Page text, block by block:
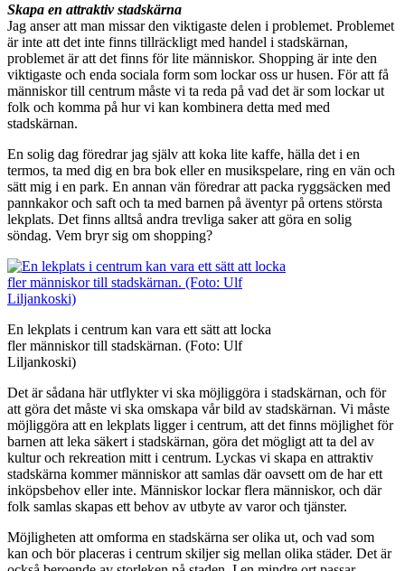
Skapa en attraktiv stadskärna
Jag anser att man missar den viktigaste delen i problemet. Problemet
är inte att det inte finns tillräckligt med handel i stadskärnan,
problemet är att det finns för lite människor. Shopping är inte den
viktigaste och enda sociala form som lockar oss ur husen. För att få
människor till centrum måste vi ta reda på vad det är som lockar ut
folk och komma på hur vi kan kombinera detta med med
stadskärnan.
En solig dag föredrar jag själv att koka lite kaffe, hälla det i en
termos, ta med dig en bra bok eller en musikspelare, ring en vän och
sätt mig i en park. En annan vän föredrar att packa ryggsäcken med
pannkakor och saft och ta med barnen på äventyr på ortens största
lekplats. Det finns alltså andra trevliga saker att göra en solig
söndag. Vem bryr sig om shopping?
En lekplats i centrum kan vara ett sätt att locka
fler människor till stadskärnan. (Foto: Ulf
Liljankoski)
Det är sådana här utflykter vi ska möjliggöra i stadskärnan, och för
att göra det måste vi ska omskapa vår bild av stadskärnan. Vi måste
möjliggöra att en lekplats ligger i centrum, att det finns möjlighet för
barnen att leka säkert i stadskärnan, göra det mögligt att ta del av
kultur och rekreation mitt i centrum. Lyckas vi skapa en attraktiv
stadskärna kommer människor att samlas där oavsett om de har ett
inköpsbehov eller inte. Människor lockar flera människor, och där
folk samlas skapas ett behov av utbyte av varor och tjänster.
Möjligheten att omforma en stadskärna ser olika ut, och vad som
kan och bör placeras i centrum skiljer sig mellan olika städer. Det är